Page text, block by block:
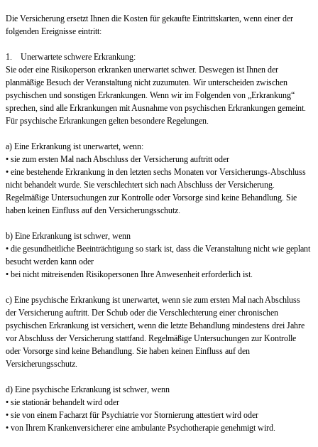
Die Versicherung ersetzt Ihnen die Kosten für gekaufte Eintrittskarten, wenn einer der
folgenden Ereignisse eintritt:
1. Unerwartete schwere Erkrankung:
Sie oder eine Risikoperson erkranken unerwartet schwer. Deswegen ist Ihnen der
planmäßige Besuch der Veranstaltung nicht zuzumuten. Wir unterscheiden zwischen
psychischen und sonstigen Erkrankungen. Wenn wir im Folgenden von „Erkrankung“
sprechen, sind alle Erkrankungen mit Ausnahme von psychischen Erkrankungen gemeint.
Für psychische Erkrankungen gelten besondere Regelungen.
a) Eine Erkrankung ist unerwartet, wenn:
• sie zum ersten Mal nach Abschluss der Versicherung auftritt oder
• eine bestehende Erkrankung in den letzten sechs Monaten vor Versicherungs-Abschluss
nicht behandelt wurde. Sie verschlechtert sich nach Abschluss der Versicherung.
Regelmäßige Untersuchungen zur Kontrolle oder Vorsorge sind keine Behandlung. Sie
haben keinen Einfluss auf den Versicherungsschutz.
b) Eine Erkrankung ist schwer, wenn
• die gesundheitliche Beeinträchtigung so stark ist, dass die Veranstaltung nicht wie geplant
besucht werden kann oder
• bei nicht mitreisenden Risikopersonen Ihre Anwesenheit erforderlich ist.
c) Eine psychische Erkrankung ist unerwartet, wenn sie zum ersten Mal nach Abschluss
der Versicherung auftritt. Der Schub oder die Verschlechterung einer chronischen
psychischen Erkrankung ist versichert, wenn die letzte Behandlung mindestens drei Jahre
vor Abschluss der Versicherung stattfand. Regelmäßige Untersuchungen zur Kontrolle
oder Vorsorge sind keine Behandlung. Sie haben keinen Einfluss auf den
Versicherungsschutz.
d) Eine psychische Erkrankung ist schwer, wenn
• sie stationär behandelt wird oder
• sie von einem Facharzt für Psychiatrie vor Stornierung attestiert wird oder
• von Ihrem Krankenversicherer eine ambulante Psychotherapie genehmigt wird.